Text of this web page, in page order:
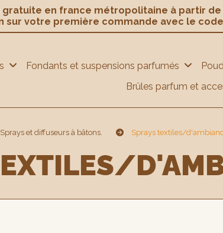
gratuite en france métropolitaine à partir de
sur votre première commande avec le code
Fondants et suspensions parfumés
Brûles parfum et
Sprays et diffuseurs à bâtons. Sprays textiles/